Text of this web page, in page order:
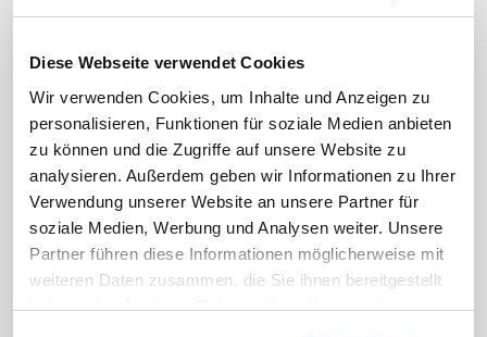
Diese Webseite verwendet Cookies
Wir verwenden Cookies, um Inhalte und Anzeigen zu
personalisieren, Funktionen für soziale Medien anbieten
zu können und die Zugriffe auf unsere Website zu
analysieren. Außerdem geben wir Informationen zu Ihrer
Verwendung unserer Website an unsere Partner für
soziale Medien, Werbung und Analysen weiter. Unsere
Partner führen diese Informationen möglicherweise mit
weiteren Daten zusammen, die Sie ihnen bereitgestellt
haben oder die sie im Rahmen Ihrer Nutzung der
Downloads & Formulare
FAQ
ifb-App Betriebsrat360
SBV-Wahl
JAV-Wahl
News. Wissen. Themen.
Lexikon
Rechtsprechung
Gesetze
Folgen Sie uns
Sicherheit durch geprüfte
Qualität!